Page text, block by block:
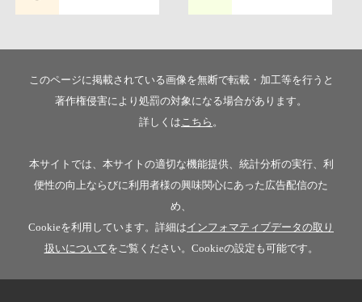
このページに掲載されている画像を無断で転載・加工等を行うと
著作権侵害により処罰の対象になる場合があります。
詳しくは こちら 。
本サイトでは、本サイトの適切な機能提供、統計分析の実行、利
便性の向上ならびに利用者様の興味関心にあった広告配信のた
め、
Cookieを利用しています。詳細はインフォマティブデータの取り
扱いについてをご覧ください。Cookieの設定も可能です。